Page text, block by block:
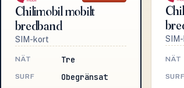
Chilimobil mobilt
bredband
SIM-kort
NÄT Tre
SURF Obegränsat
NÄT
SURF